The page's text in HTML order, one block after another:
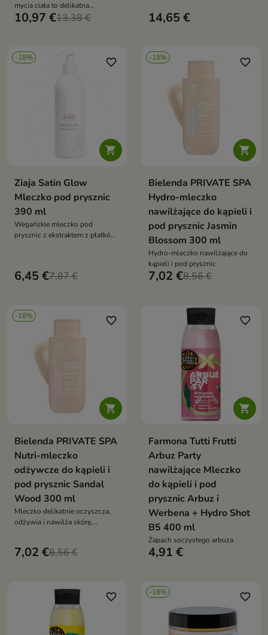
mycia ciała to delikatna
pielęgnacja oczyszczająca, która
10,97 €13,38 €
problematycznej, zalecana w
AZS, łuszczycy i egzemie
14,65 €
-18%

favorite_border
Ziaja Satin Glow
Mleczko pod prysznic
390 ml
Wegańskie mleczko pod
prysznic z ekstraktem z płatków
elegancki, kwiatowy zapach już
6,45 €7,87 €
-18%

favorite_border
Bielenda PRIVATE SPA
Hydro-mleczko
nawilżające do kąpieli i
pod prysznic Jasmin
Blossom 300 ml
Hydro-mleczko nawilżające do
kąpieli i pod prysznic
7,02 €8,56 €
-18%

favorite_border
Bielenda PRIVATE SPA
Nutri-mleczko
odżywcze do kąpieli i
pod prysznic Sandal
Wood 300 ml
Mleczko delikatnie oczyszcza,
odżywia i nawilża skórę,
7,02 €8,56 €

favorite_border
Farmona Tutti Frutti
Arbuz Party
nawilżające Mleczko
do kąpieli i pod
prysznic Arbuz i
Werbena + Hydro Shot
B5 400 ml
Zapach soczystego arbuza
4,91 €
favorite_border -18% favorite_border